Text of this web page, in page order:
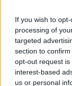
If you wish to
processing of
targeted
section to
opt-out request
interest-based
us or personal
06-